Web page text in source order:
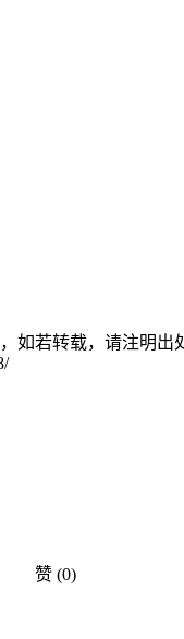
如若转载，请注明出
赞 (0)